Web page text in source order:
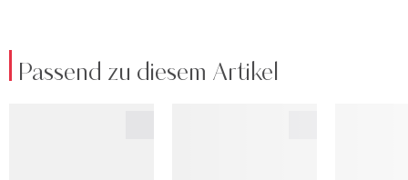
Passend zu diesem Artikel